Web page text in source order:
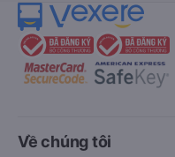
Về chúng tôi